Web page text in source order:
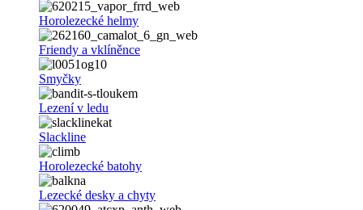
Horolezecké helmy
Friendy a vklíněnce
Smyčky
Lezení v ledu
Slackline
Horolezecké batohy
Lezecké desky a chyty